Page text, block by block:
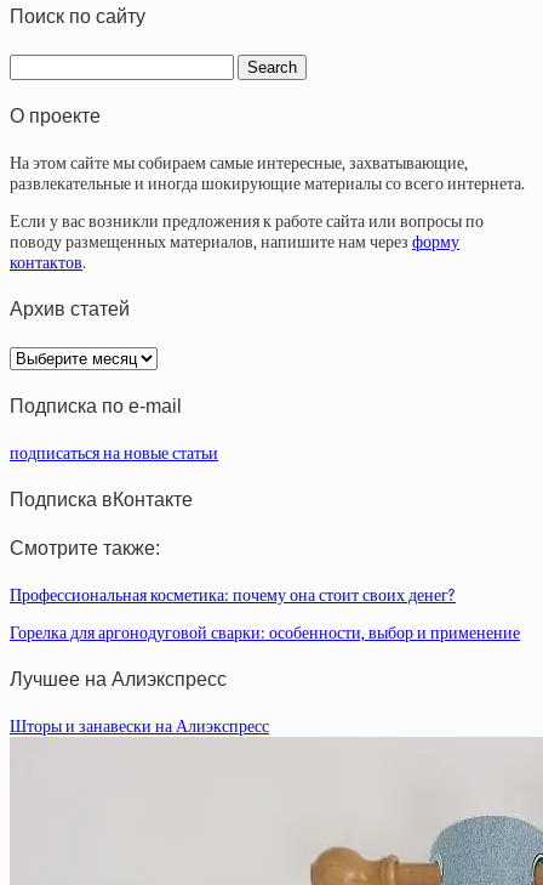
Поиск по сайту
О проекте
На этом сайте мы собираем самые интересные, захватывающие,
развлекательные и иногда шокирующие материалы со всего интернета.
Если у вас возникли предложения к работе сайта или вопросы по
поводу размещенных материалов, напишите нам через форму
контактов.
Архив статей
Архив
статей
Подписка по e-mail
подписаться на новые статьи
Подписка вКонтакте
Смотрите также:
Профессиональная косметика: почему она стоит своих денег?
Горелка для аргонодуговой сварки: особенности, выбор и применение
Лучшее на Алиэкспресс
Шторы и занавески на Алиэкспресс